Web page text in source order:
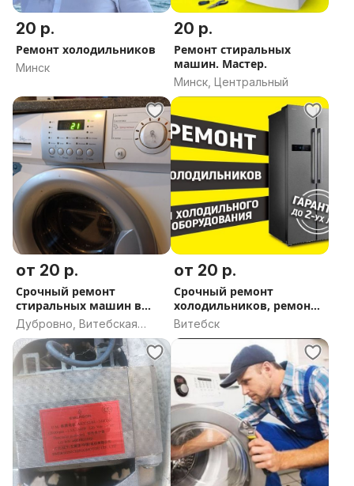
20 р.
Ремонт холодильников
Минск
20 р.
Ремонт стиральных
машин. Мастер.
Минск, Центральный
от 20 р.
Срочный ремонт
стиральных машин в
Дубровно
Дубровно, Витебская
область
от 20 р.
Срочный ремонт
холодильников, ремонт
морозильников
Витебск